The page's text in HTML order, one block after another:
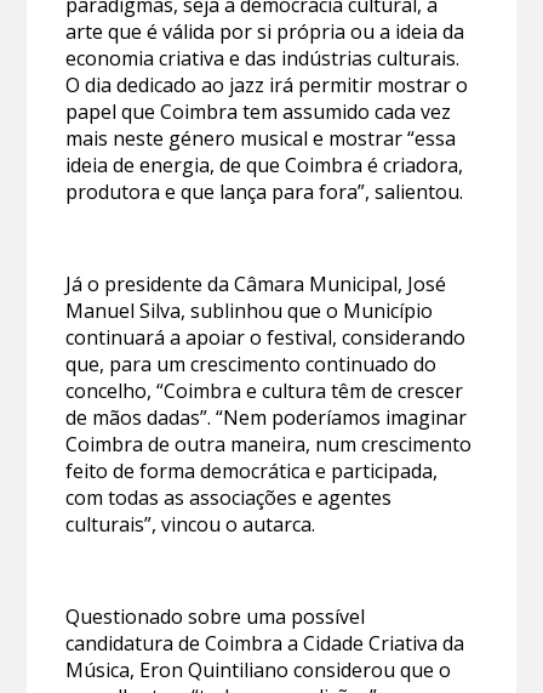
arte que é válida por si própria ou a ideia da
economia criativa e das indústrias culturais.
O dia dedicado ao jazz irá permitir mostrar o
papel que Coimbra tem assumido cada vez
mais neste género musical e mostrar “essa
ideia de energia, de que Coimbra é criadora,
produtora e que lança para fora”, salientou.
Já o presidente da Câmara Municipal, José
Manuel Silva, sublinhou que o Município
continuará a apoiar o festival, considerando
que, para um crescimento continuado do
concelho, “Coimbra e cultura têm de crescer
de mãos dadas”. “Nem poderíamos imaginar
Coimbra de outra maneira, num crescimento
feito de forma democrática e participada,
com todas as associações e agentes
culturais”, vincou o autarca.
Questionado sobre uma possível
candidatura de Coimbra a Cidade Criativa da
Música, Eron Quintiliano considerou que o